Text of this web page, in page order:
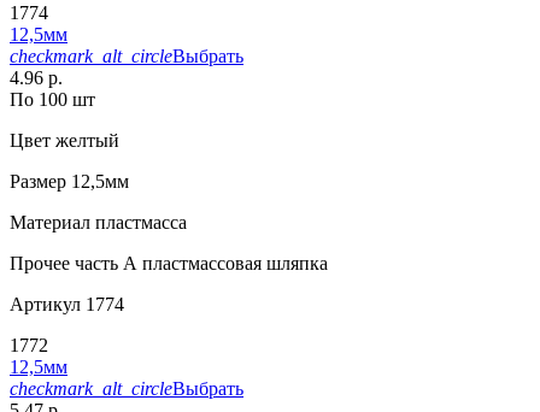
1774
12,5мм
checkmark_alt_circleВыбрать
4.96 р.
По 100 шт
Цвет желтый
Размер 12,5мм
Материал пластмасса
Прочее часть А пластмассовая шляпка
Артикул 1774
1772
12,5мм
checkmark_alt_circleВыбрать